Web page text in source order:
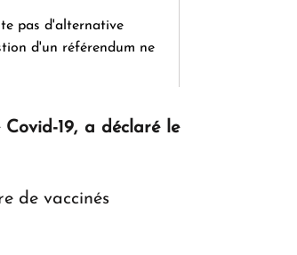
pas d'alternative
d'un référendum ne
19, a déclaré le
de vaccinés